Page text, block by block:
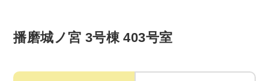
播磨城ノ宮 3号棟 403号室